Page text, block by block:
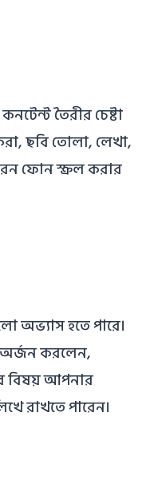
তৈরীর চেষ্টা
ছবি তোলা, লেখা,
ফোন স্ক্রল করার
অভ্যাস হতে পারে।
করলেন,
বিষয় আপনার
রাখতে পারেন।